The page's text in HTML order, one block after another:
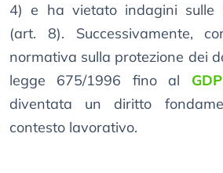
4) e ha vietato indagini sulle
(art. 8). Successivamente,
normativa sulla protezione dei
legge 675/1996 fino al
diventata un diritto
contesto lavorativo.